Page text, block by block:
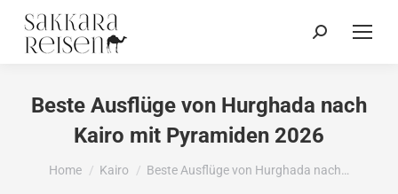
Beste Ausflüge von Hurghada nach
Kairo mit Pyramiden 2026
You are here:
Home Kairo Beste Ausflüge von Hurghada nach…